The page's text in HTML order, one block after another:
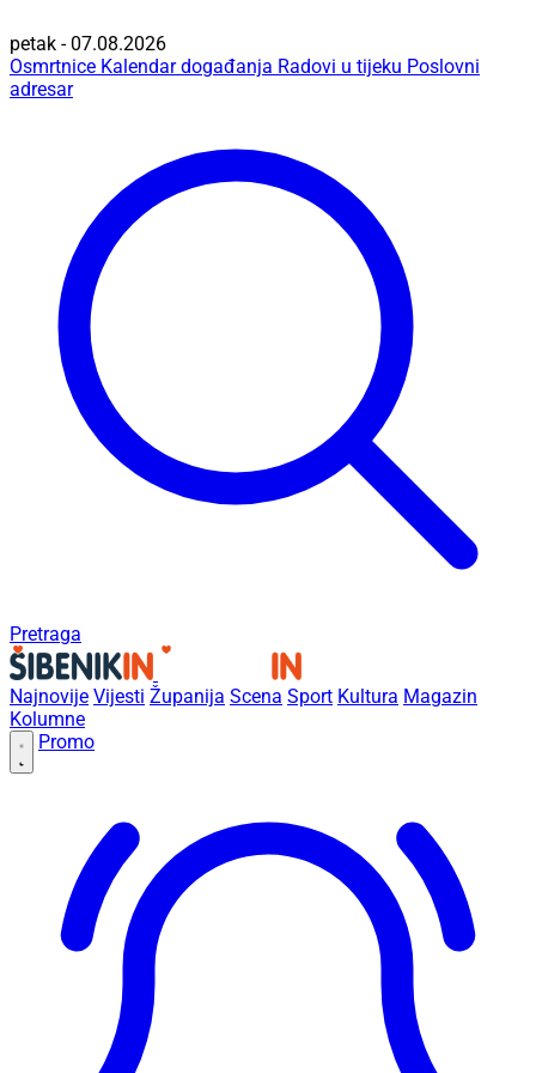
petak - 07.08.2026
Osmrtnice Kalendar događanja Radovi u tijeku Poslovni
adresar
Pretraga
Najnovije Vijesti Županija Scena Sport Kultura Magazin
Kolumne
Promo